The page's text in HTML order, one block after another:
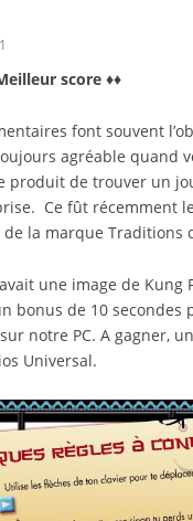
score ♦♦
font souvent
agréable quand
produit de trouver un
Ce fût récemment
la marque Traditions
une image de Kung
bonus de 10 secondes
notre PC. A gagner,
Universal.